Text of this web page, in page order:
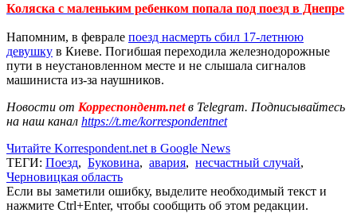
Коляска с маленьким ребенком попала под поезд в Днепре
Напомним, в феврале поезд насмерть сбил 17-летнюю
девушку в Киеве. Погибшая переходила железнодорожные
пути в неустановленном месте и не слышала сигналов
машиниста из-за наушников.
Новости от Корреспондент.netв Telegram. Подписывайтесь
на наш канал https://t.me/korrespondentnet
Читайте Korrespondent.net в Google News
ТЕГИ: Поезд, Буковина, авария, несчастный случай,
Черновицкая область
Если вы заметили ошибку, выделите необходимый текст и
нажмите Ctrl+Enter, чтобы сообщить об этом редакции.